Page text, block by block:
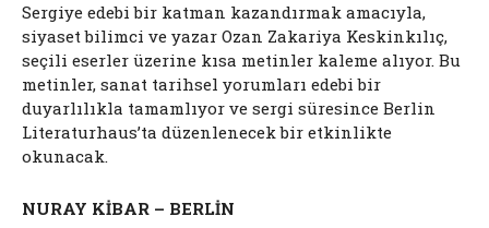
Sergiye edebi bir katman kazandırmak amacıyla,
siyaset bilimci ve yazar Ozan Zakariya Keskinkılıç,
seçili eserler üzerine kısa metinler kaleme alıyor. Bu
metinler, sanat tarihsel yorumları edebi bir
duyarlılıkla tamamlıyor ve sergi süresince Berlin
Literaturhaus’ta düzenlenecek bir etkinlikte
okunacak.
NURAY KİBAR – BERLİN